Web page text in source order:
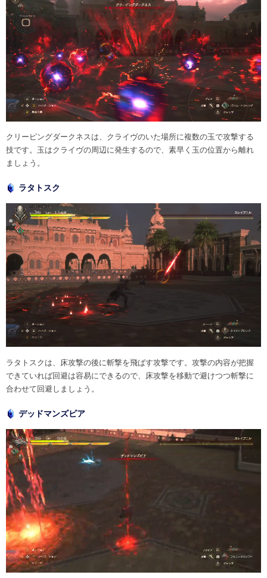
クリーピングダークネスは、クライヴのいた場所に複数の玉で攻撃する
技です。玉はクライヴの周辺に発生するので、素早く玉の位置から離れ
ましょう。
ラタトスク
ラタトスクは、床攻撃の後に斬撃を飛ばす攻撃です。攻撃の内容が把握
できていれば回避は容易にできるので、床攻撃を移動で避けつつ斬撃に
合わせて回避しましょう。
デッドマンズビア